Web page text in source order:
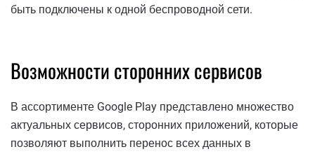
быть подключены к одной беспроводной сети.
Возможности сторонних сервисов
В ассортименте Google Play представлено множество
актуальных сервисов, сторонних приложений, которые
позволяют выполнить перенос всех данных в